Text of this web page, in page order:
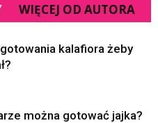
WIĘCEJ OD AUTORA
kalafiora żeby
można gotować jajka?